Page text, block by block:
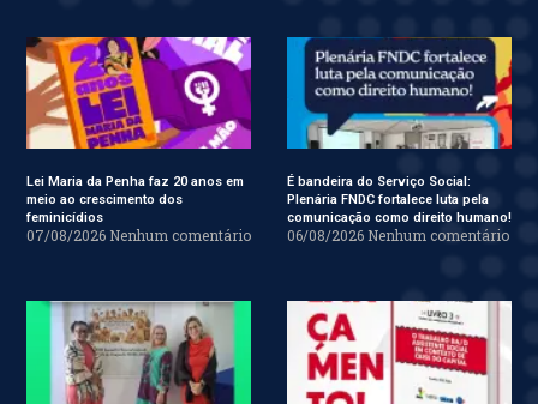
Lei Maria da Penha faz 20 anos em
meio ao crescimento dos
feminicídios
07/08/2026 Nenhum comentário
É bandeira do Serviço Social:
Plenária FNDC fortalece luta pela
comunicação como direito humano!
06/08/2026 Nenhum comentário